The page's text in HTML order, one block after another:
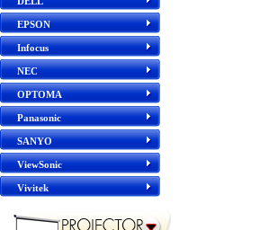
EPSON
Infocus
NEC
OPTOMA
Panasonic
SANYO
ViewSonic
Vivitek